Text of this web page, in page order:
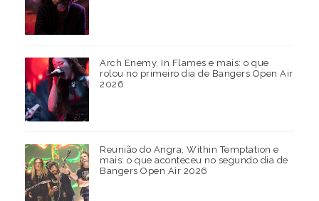
Arch Enemy, In Flames e mais: o que
rolou no primeiro dia de Bangers Open Air
2026
Reunião do Angra, Within Temptation e
mais: o que aconteceu no segundo dia de
Bangers Open Air 2026